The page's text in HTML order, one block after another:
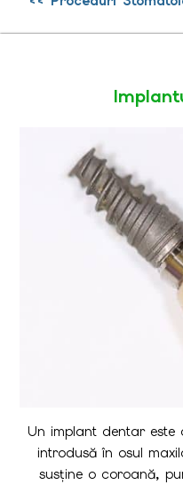
Un implant dentar
introdusă în osul
susține o coroană,